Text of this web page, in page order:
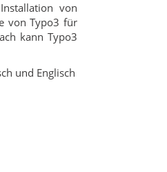
von
von Typo3 für
kann Typo3
und Englisch